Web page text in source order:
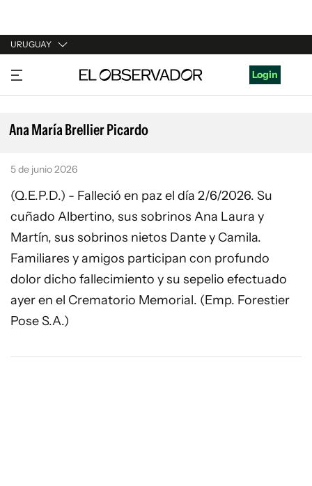
URUGUAY
URUGUAY
ARGENTINA
ESPAÑA
Login
Ana María Brellier Picardo
5 de junio 2026
(Q.E.P.D.) - Falleció en paz el día 2/6/2026. Su
cuñado Albertino, sus sobrinos Ana Laura y
Martín, sus sobrinos nietos Dante y Camila.
Familiares y amigos participan con profundo
dolor dicho fallecimiento y su sepelio efectuado
ayer en el Crematorio Memorial. (Emp. Forestier
Pose S.A.)